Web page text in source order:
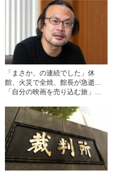
「まさか、の連続でした」休
館、火災で全焼、館長が急逝…
「自分の映画を売り込む旅」